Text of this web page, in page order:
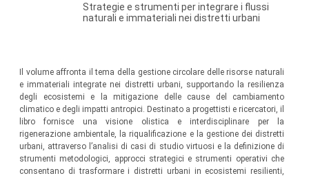
Strategie e strumenti per integrare i flussi
naturali e immateriali nei distretti urbani
Il volume affronta il tema della gestione circolare delle risorse naturali
e immateriali integrate nei distretti urbani, supportando la resilienza
degli ecosistemi e la mitigazione delle cause del cambiamento
climatico e degli impatti antropici. Destinato a progettisti e ricercatori, il
libro fornisce una visione olistica e interdisciplinare per la
rigenerazione ambientale, la riqualificazione e la gestione dei distretti
urbani, attraverso l’analisi di casi di studio virtuosi e la definizione di
strumenti metodologici, approcci strategici e strumenti operativi che
consentano di trasformare i distretti urbani in ecosistemi resilienti,